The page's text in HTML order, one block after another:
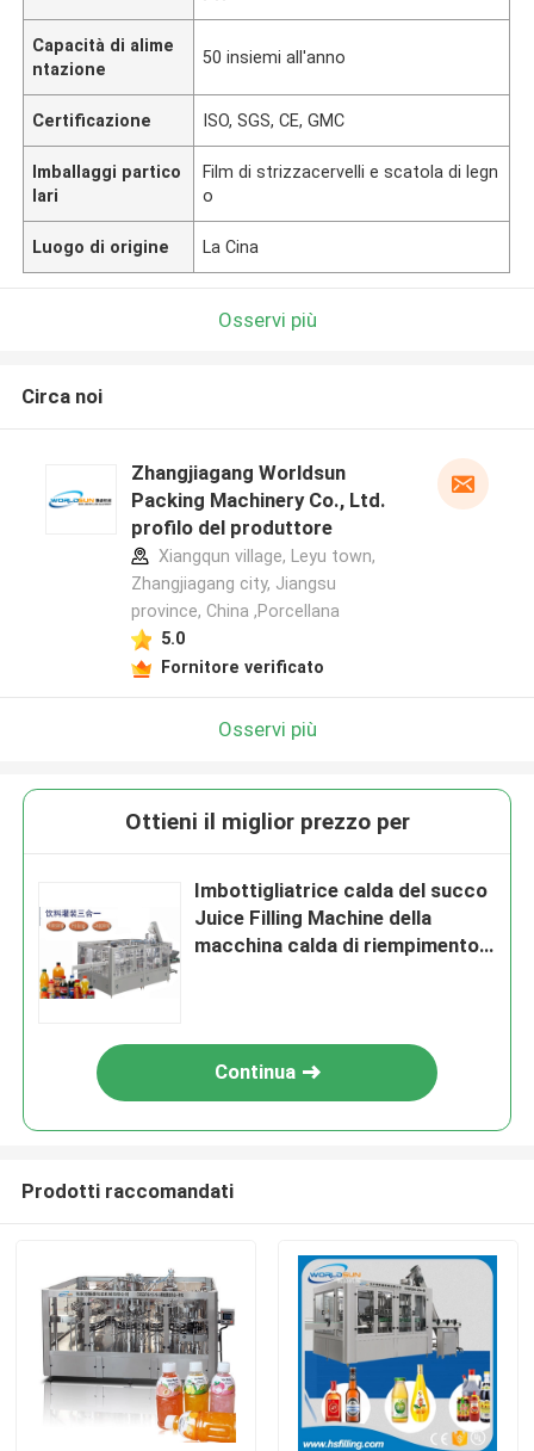
Capacità di alime
ntazione
50 insiemi all'anno
Certificazione ISO, SGS, CE, GMC
Imballaggi partico
lari
Film di strizzacervelli e scatola di legn
o
Luogo di origine La Cina
Osservi più
Circa noi
Zhangjiagang Worldsun
Packing Machinery Co., Ltd.
profilo del produttore
Xiangqun village, Leyu town,
Zhangjiagang city, Jiangsu
province, China ,Porcellana
5.0
Fornitore verificato
Osservi più
Ottieni il miglior prezzo per
Imbottigliatrice calda del succo
Juice Filling Machine della
macchina calda di riempimento a
Continua
Prodotti raccomandati